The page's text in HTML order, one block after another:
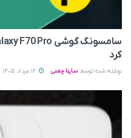
کرد
نوشته شده توسط ساینا چمنی